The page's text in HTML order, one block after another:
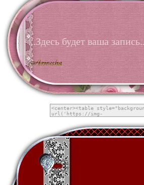
...Здесь будет ваша